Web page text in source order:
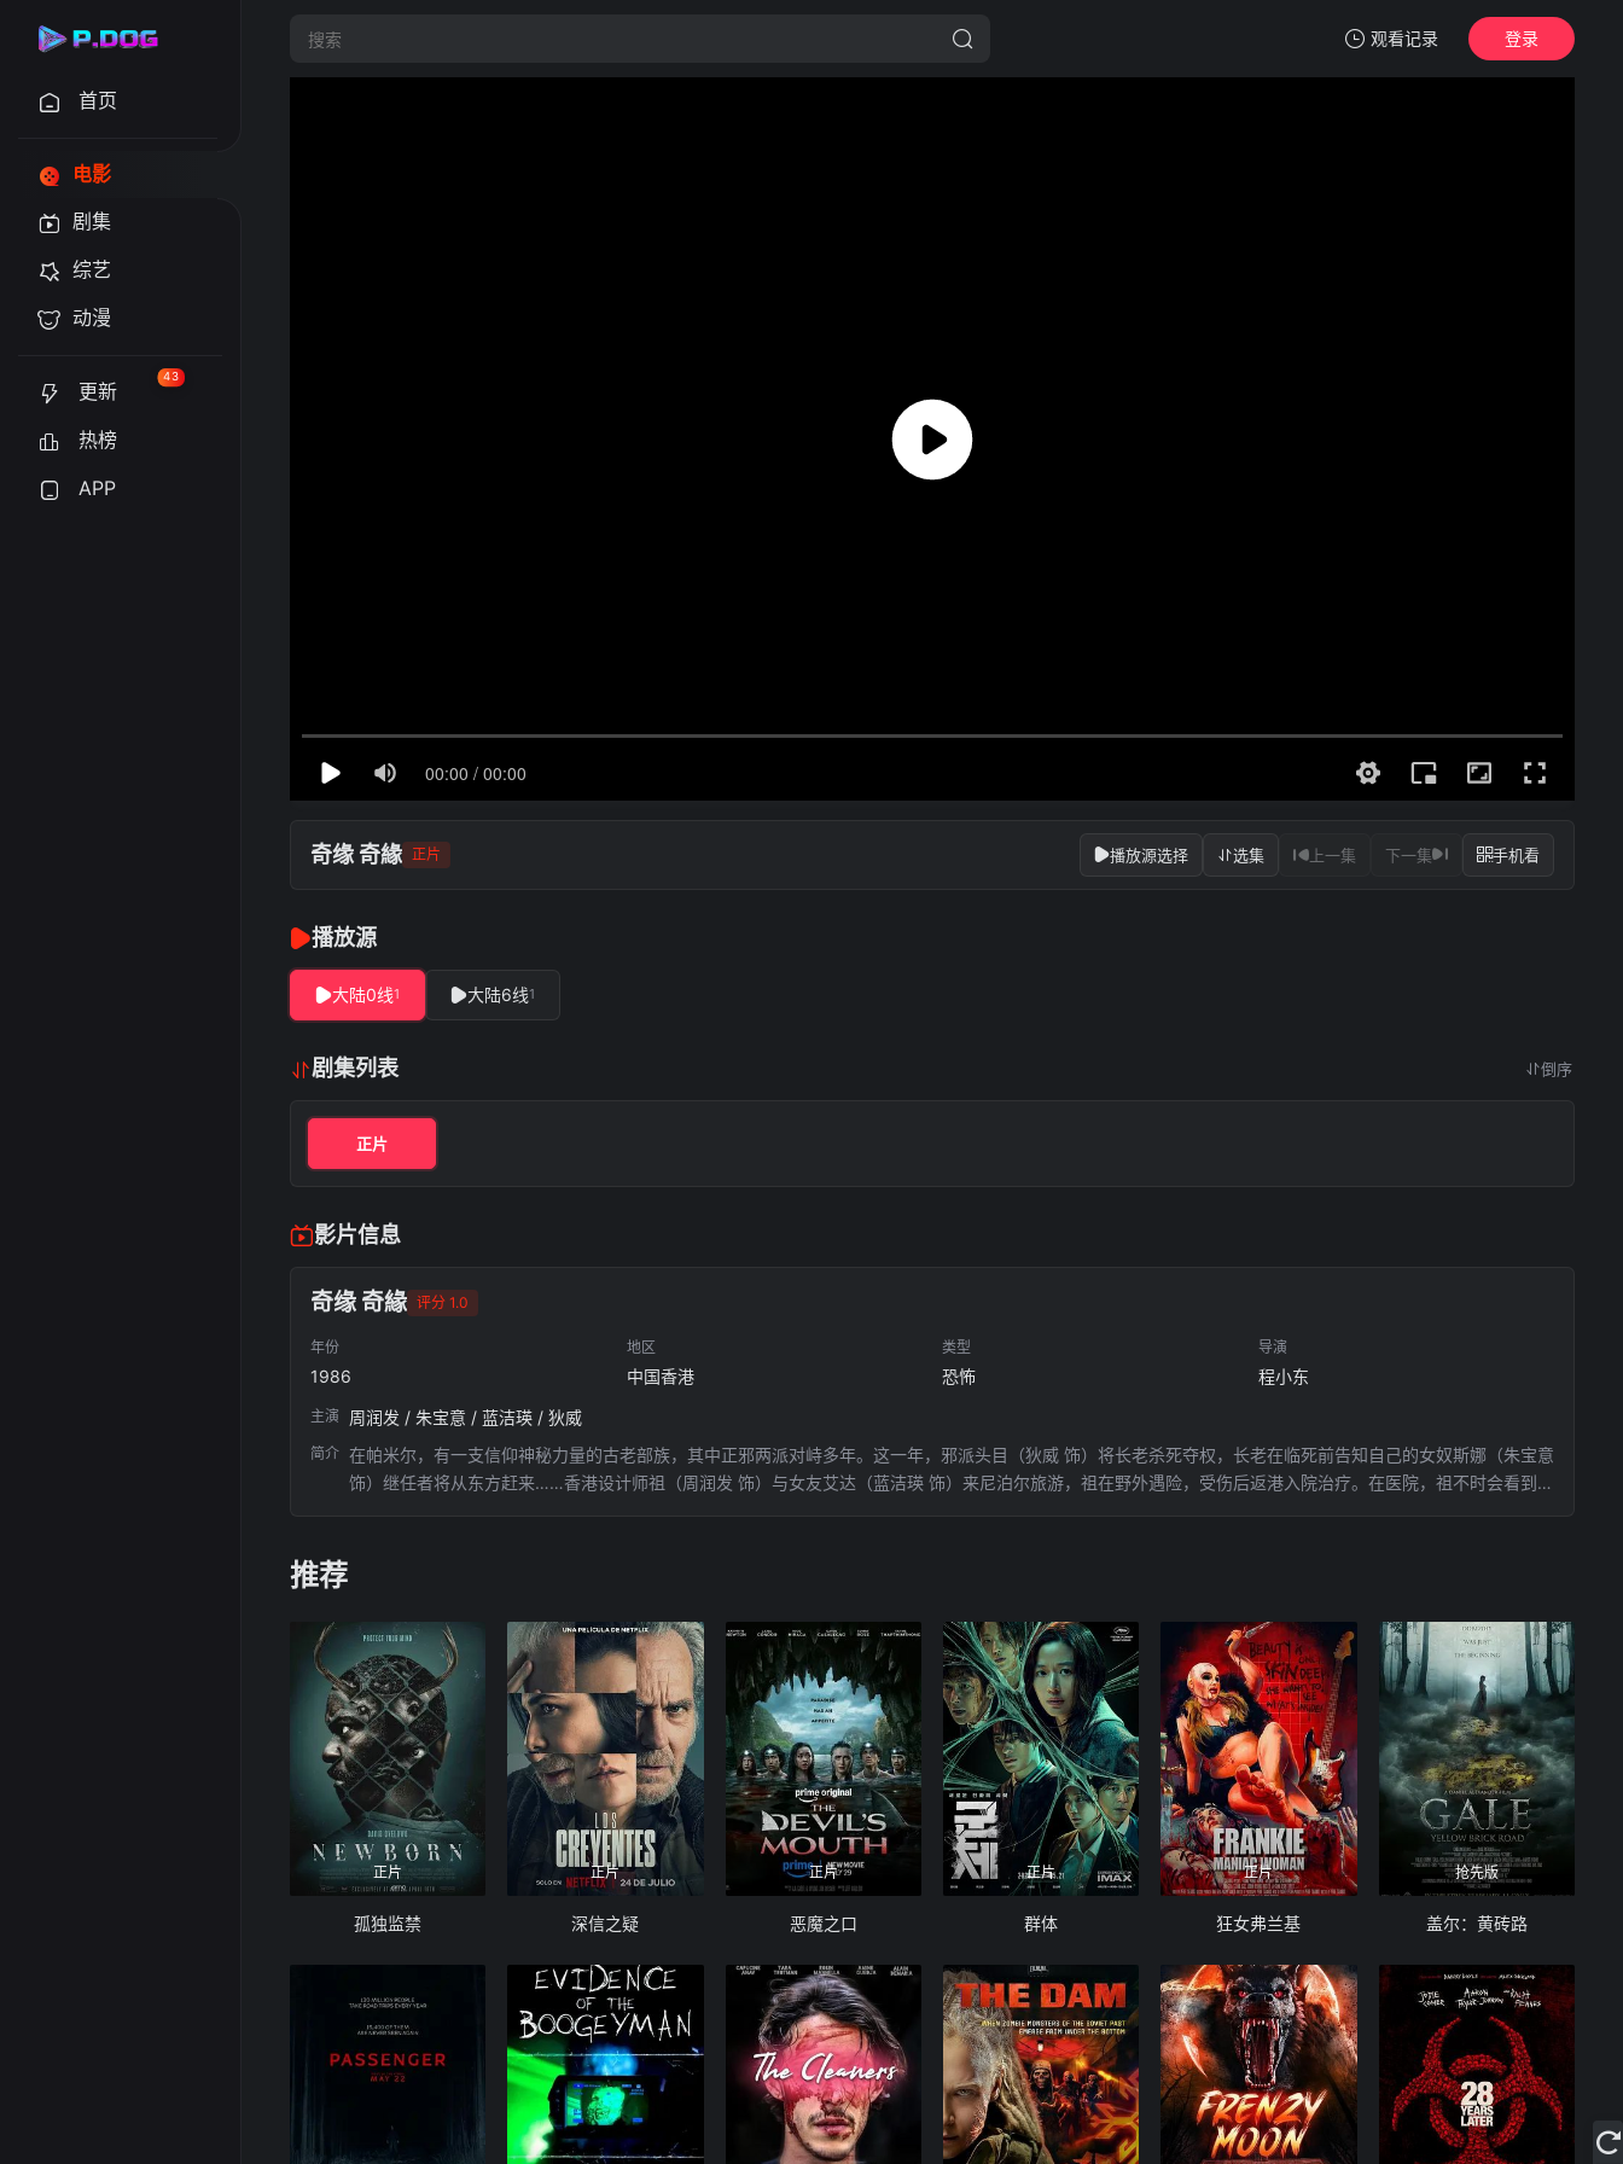
观看记录 登录
首页
电影
剧集
综艺
动漫
更新
43
热榜
APP
奇缘 奇緣 正片 播放源选择 选集 上一集 下一集 手机看
播放源
大陆0线1 大陆6线1
剧集列表 倒序
正片
影片信息
奇缘 奇緣 评分 1.0
年份
1986
地区
中国香港
类型
恐怖
导演
程小东
主演 周润发 / 朱宝意 / 蓝洁瑛 / 狄威
简介 在帕米尔，有一支信仰神秘力量的古老部族，其中正邪两派对峙多年。这一年，邪派头目（狄威 饰）将长老杀死夺权，长老在临死前告知自己的女奴斯娜（朱宝意
饰）继任者将从东方赶来……香港设计师祖（周润发 饰）与女友艾达（蓝洁瑛 饰）来尼泊尔旅游，祖在野外遇险，受伤后返港入院治疗。在医院，祖不时会看到斯
推荐
正片
孤独监禁
正片
深信之疑
正片
恶魔之口
正片
群体
正片
狂女弗兰基
抢先版
盖尔：黄砖路